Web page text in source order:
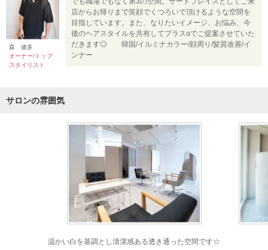
森 健多
オーナー/トップ
スタイリスト
店からお帰りまで笑顔でくつろいで頂けるような空間を
目指しています。また、なりたいイメージ、お悩み、今
後のヘアスタイルを共有してプラスαでご提案させていた
だきます◎ 韓国/イルミナカラー/顔周り/髪質改善/イ
ンナー
サロンの雰囲気
温かい白を基調とし清潔感ある透き通った空間です☆